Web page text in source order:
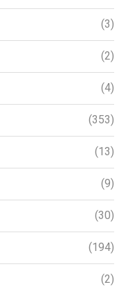
(3)
(2)
(4)
(353)
(13)
(9)
(30)
(194)
(2)